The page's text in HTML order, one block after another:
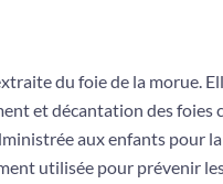
du foie de la morue.
et décantation des foies
aux enfants pour la
utilisée pour prévenir